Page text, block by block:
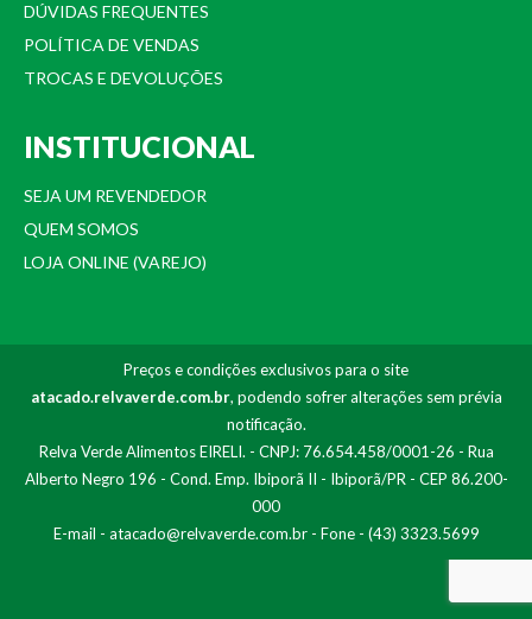
DÚVIDAS FREQUENTES
POLÍTICA DE VENDAS
TROCAS E DEVOLUÇÕES
INSTITUCIONAL
SEJA UM REVENDEDOR
QUEM SOMOS
LOJA ONLINE (VAREJO)
Preços e condições exclusivos para o site
atacado.relvaverde.com.br, podendo sofrer alterações sem prévia
notificação.
Relva Verde Alimentos EIRELI. - CNPJ: 76.654.458/0001-26 - Rua
Alberto Negro 196 - Cond. Emp. Ibiporã II - Ibiporã/PR - CEP 86.200-
000
E-mail - atacado@relvaverde.com.br- Fone - (43) 3323.5699